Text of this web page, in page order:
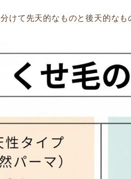
けて先天的なものと後天的なも